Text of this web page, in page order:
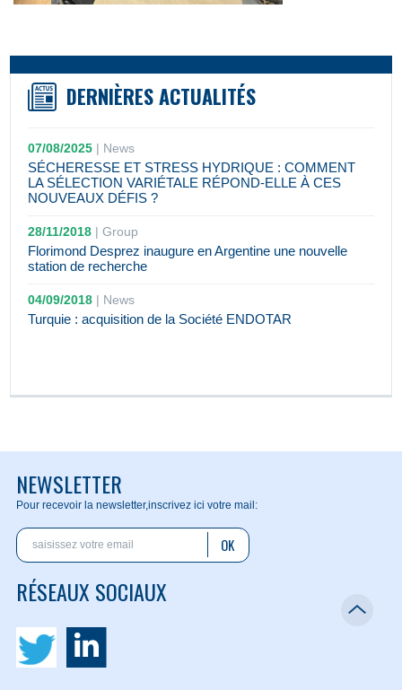
DERNIÈRES ACTUALITÉS
07/08/2025 | News
SÉCHERESSE ET STRESS HYDRIQUE : COMMENT
LA SÉLECTION VARIÉTALE RÉPOND-ELLE À CES
NOUVEAUX DÉFIS ?
28/11/2018 |Group
Florimond Desprez inaugure en Argentine une nouvelle
station de recherche
04/09/2018 | News
Turquie : acquisition de la Société ENDOTAR
NEWSLETTER
Pour recevoir la newsletter,inscrivez ici votre mail:
OK
RÉSEAUX SOCIAUX